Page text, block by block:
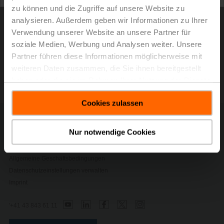
zu können und die Zugriffe auf unsere Website zu
analysieren. Außerdem geben wir Informationen zu Ihrer
Verwendung unserer Website an unsere Partner für
soziale Medien, Werbung und Analysen weiter. Unsere
Partner führen diese Informationen möglicherweise mit
weiteren Daten zusammen, die Sie ihnen bereitgestellt
gesammelt haben.
Cookies zulassen
Nur notwendige Cookies
CAD / BIM
Ventilauslegung und -selektion
Firmware
Kontakt
Sicherheitshinweise